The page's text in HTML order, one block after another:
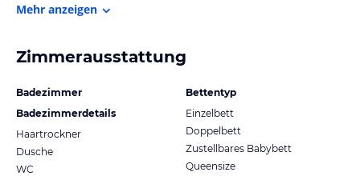
Mehr anzeigen
Zimmerausstattung
Badezimmer
Badezimmerdetails
Haartrockner
Dusche
WC
Bettentyp
Einzelbett
Doppelbett
Zustellbares Babybett
Queensize